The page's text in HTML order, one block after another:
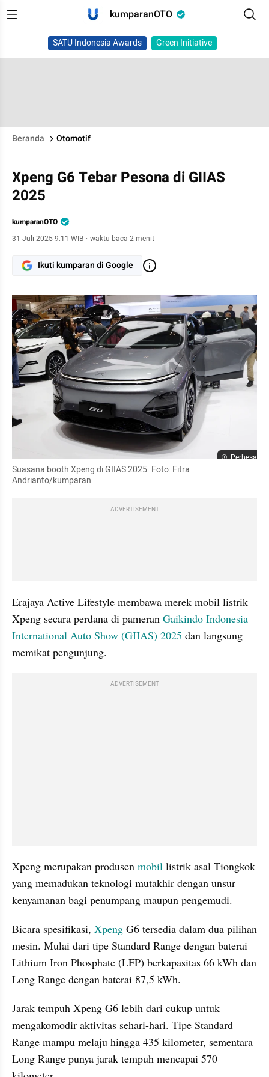
kumparanOTO
SATU Indonesia Awards Green Initiative
Beranda Otomotif
Xpeng G6 Tebar Pesona di GIIAS
2025
kumparanOTO
31 Juli 2025 9:11 WIB · waktu baca 2 menit
Ikuti kumparan di Google
Perbesar
Suasana booth Xpeng di GIIAS 2025. Foto: Fitra
Andrianto/kumparan
ADVERTISEMENT
Erajaya Active Lifestyle membawa merek mobil listrik
Xpeng secara perdana di pameran Gaikindo Indonesia
International Auto Show (GIIAS) 2025 dan langsung
memikat pengunjung.
ADVERTISEMENT
Xpeng merupakan produsen mobil listrik asal Tiongkok
yang memadukan teknologi mutakhir dengan unsur
kenyamanan bagi penumpang maupun pengemudi.
Bicara spesifikasi, Xpeng G6 tersedia dalam dua pilihan
mesin. Mulai dari tipe Standard Range dengan baterai
Lithium Iron Phosphate (LFP) berkapasitas 66 kWh dan
Long Range dengan baterai 87,5 kWh.
Jarak tempuh Xpeng G6 lebih dari cukup untuk
mengakomodir aktivitas sehari-hari. Tipe Standard
Range mampu melaju hingga 435 kilometer, sementara
Long Range punya jarak tempuh mencapai 570